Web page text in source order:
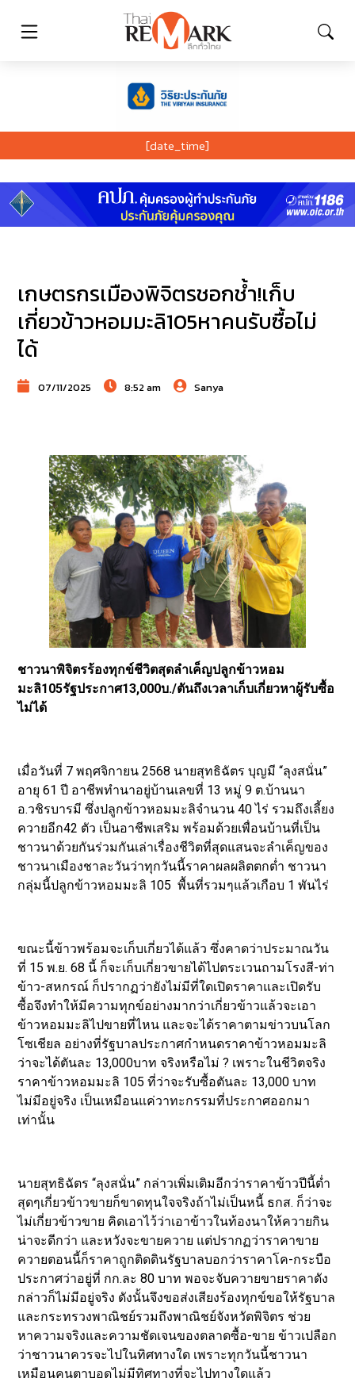
[date_time]
เกษตรกรเมืองพิจิตรชอกช้ำ!เก็บ
เกี่ยวข้าวหอมมะลิ105หาคนรับซื้อไม่
ได้
07/11/2025 8:52 am Sanya
ชาวนาพิจิตรร้องทุกข์ชีวิตสุดลำเค็ญปลูกข้าวหอม
มะลิ105รัฐประกาศ13,000บ./ตันถึงเวลาเก็บเกี่ยวหาผู้รับซื้อ
ไม่ได้
เมื่อวันที่ 7 พฤศจิกายน 2568 นายสุทธิฉัตร บุญมี “ลุงสนั่น”
อายุ 61 ปี อาชีพทำนาอยู่บ้านเลขที่ 13 หมู่ 9 ต.บ้านนา
อ.วชิรบารมี ซึ่งปลูกข้าวหอมมะลิจำนวน 40 ไร่ รวมถึงเลี้ยง
ควายอีก42 ตัว เป็นอาชีพเสริม พร้อมด้วยเพื่อนบ้านที่เป็น
ชาวนาด้วยกันร่วมกันเล่าเรื่องชีวิตที่สุดแสนจะลำเค็ญของ
ชาวนาเมืองชาละวันว่าทุกวันนี้ราคาผลผลิตตกต่ำ ชาวนา
กลุ่มนี้ปลูกข้าวหอมมะลิ 105 พื้นที่รวมๆแล้วเกือบ 1 พันไร่
ขณะนี้ข้าวพร้อมจะเก็บเกี่ยวได้แล้ว ซึ่งคาดว่าประมาณวัน
ที่ 15 พ.ย. 68 นี้ ก็จะเก็บเกี่ยวขายได้ไปตระเวนถามโรงสี-ท่า
ข้าว-สหกรณ์ ก็ปรากฏว่ายังไม่มีที่ใดเปิดราคาและเปิดรับ
ซื้อจึงทำให้มีความทุกข์อย่างมากว่าเกี่ยวข้าวแล้วจะเอา
ข้าวหอมมะลิไปขายที่ไหน และจะได้ราคาตามข่าวบนโลก
โซเชียล อย่างที่รัฐบาลประกาศกำหนดราคาข้าวหอมมะลิ
ว่าจะได้ตันละ 13,000บาท จริงหรือไม่ ? เพราะในชีวิตจริง
ราคาข้าวหอมมะลิ 105 ที่ว่าจะรับซื้อตันละ 13,000 บาท
ไม่มีอยู่จริง เป็นเหมือนแค่วาทะกรรมที่ประกาศออกมา
เท่านั้น
นายสุทธิฉัตร “ลุงสนั่น” กล่าวเพิ่มเติมอีกว่าราคาข้าวปีนี้ต่ำ
สุดๆเกี่ยวข้าวขายก็ขาดทุนใจจริงถ้าไม่เป็นหนี้ ธกส. ก็ว่าจะ
ไม่เกี่ยวข้าวขาย คิดเอาไว้ว่าเอาข้าวในท้องนาให้ควายกิน
น่าจะดีกว่า และหวังจะขายควาย แต่ปรากฏว่าราคาขาย
ควายตอนนี้ก็ราคาถูกติดดินรัฐบาลบอกว่าราคาโค-กระบือ
ประกาศว่าอยู่ที่ กก.ละ 80 บาท พอจะจับควายขายราคาดัง
กล่าวก็ไม่มีอยู่จริง ดังนั้นจึงขอส่งเสียงร้องทุกข์ขอให้รัฐบาล
และกระทรวงพาณิชย์รวมถึงพาณิชย์จังหวัดพิจิตร ช่วย
หาความจริงและความชัดเจนของตลาดซื้อ-ขาย ข้าวเปลือก
ว่าชาวนาควรจะไปในทิศทางใด เพราะทุกวันนี้ชาวนา
เหมือนคนตาบอดไม่มีทิศทางที่จะไปทางใดแล้ว